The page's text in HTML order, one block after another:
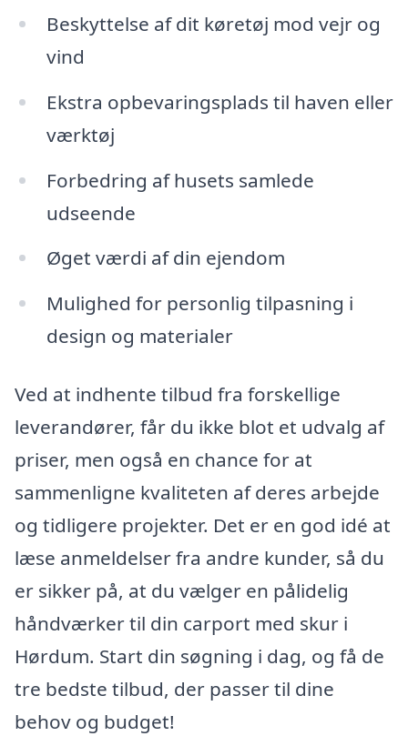
Beskyttelse af dit køretøj mod vejr og
vind
Ekstra opbevaringsplads til haven eller
værktøj
Forbedring af husets samlede
udseende
Øget værdi af din ejendom
Mulighed for personlig tilpasning i
design og materialer
Ved at indhente tilbud fra forskellige
leverandører, får du ikke blot et udvalg af
priser, men også en chance for at
sammenligne kvaliteten af deres arbejde
og tidligere projekter. Det er en god idé at
læse anmeldelser fra andre kunder, så du
er sikker på, at du vælger en pålidelig
håndværker til din carport med skur i
Hørdum. Start din søgning i dag, og få de
tre bedste tilbud, der passer til dine
behov og budget!